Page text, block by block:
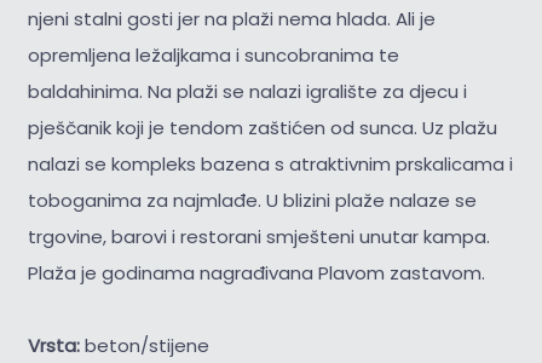
njeni stalni gosti jer na plaži nema hlada. Ali je
opremljena ležaljkama i suncobranima te
baldahinima. Na plaži se nalazi igralište za djecu i
pješčanik koji je tendom zaštićen od sunca. Uz plažu
nalazi se kompleks bazena s atraktivnim prskalicama i
toboganima za najmlađe. U blizini plaže nalaze se
trgovine, barovi i restorani smješteni unutar kampa.
Plaža je godinama nagrađivana Plavom zastavom.
Vrsta:beton/stijene